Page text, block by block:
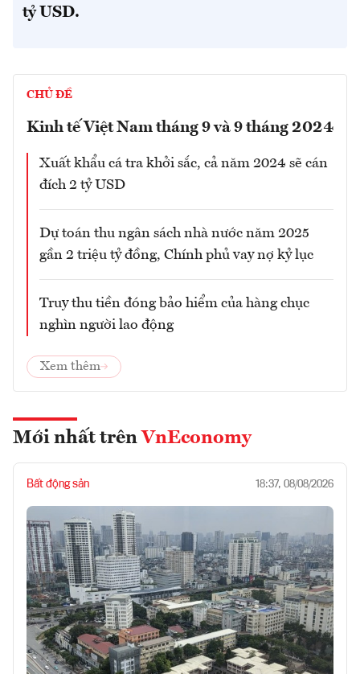
tỷ USD.
CHỦ ĐỀ
Kinh tế Việt Nam tháng 9 và 9 tháng 2024
Xuất khẩu cá tra khởi sắc, cả năm 2024 sẽ cán
đích 2 tỷ USD
Dự toán thu ngân sách nhà nước năm 2025
gần 2 triệu tỷ đồng, Chính phủ vay nợ kỷ lục
Truy thu tiền đóng bảo hiểm của hàng chục
nghìn người lao động
Xem thêm
Mới nhất trên VnEconomy
Bất động sản 18:37, 08/08/2026